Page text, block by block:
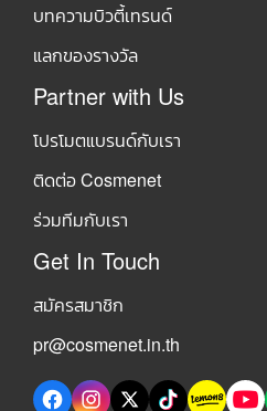
บทความบิวตี้เทรนด์
แลกของรางวัล
Partner with Us
โปรโมตแบรนด์กับเรา
ติดต่อ Cosmenet
ร่วมทีมกับเรา
Get In Touch
สมัครสมาชิก
pr@cosmenet.in.th